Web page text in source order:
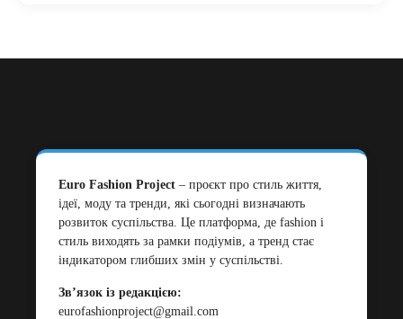
Euro Fashion Project – проєкт про стиль життя,
ідеї, моду та тренди, які сьогодні визначають
розвиток суспільства. Це платформа, де fashion і
стиль виходять за рамки подіумів, а тренд стає
індикатором глибших змін у суспільстві.
Зв’язок із редакцією:
eurofashionproject@gmail.com